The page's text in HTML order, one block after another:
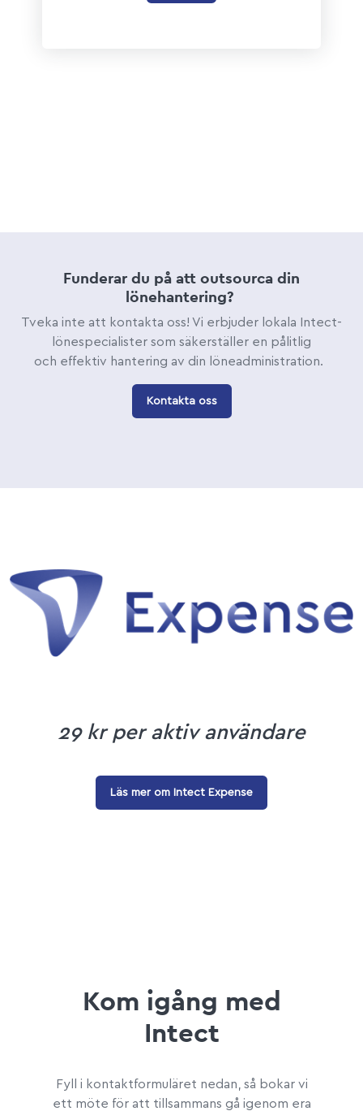
Funderar du på att outsourca din
lönehantering?
Tveka inte att kontakta oss! Vi erbjuder lokala Intect-
lönespecialister som säkerställer en pålitlig
och effektiv hantering av din löneadministration.
Kontakta oss
29 kr peraktiv användare
Läs mer om Intect Expense
Kom igång med
Intect
Fyll i kontaktformuläret nedan, så bokar vi
ett möte för att tillsammans gå igenom era